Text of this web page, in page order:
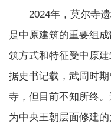
2024年，莫尔寺遗
是中原建筑的重要组
筑方式和特征受中原建
据史书记载，武周时
寺，但目前不知所终
为中央王朝层面修建